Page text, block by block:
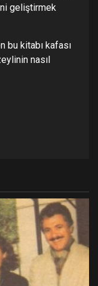
geliştirmek
bu kitabı kafası
nasıl